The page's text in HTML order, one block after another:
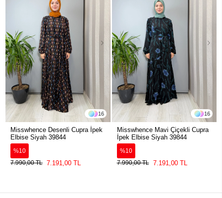
16
Misswhence Desenli Cupra İpek
Elbise Siyah 39844
%10
7.990,00 TL 7.191,00 TL
16
Misswhence Mavi Çiçekli Cupra
İpek Elbise Siyah 39844
%10
7.990,00 TL
7.191,00 TL